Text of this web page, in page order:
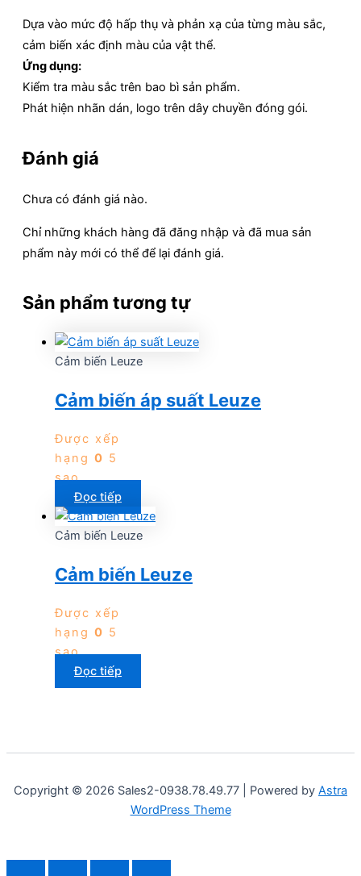
Dựa vào mức độ hấp thụ và phản xạ của từng màu sắc,
cảm biến xác định màu của vật thể.
Ứng dụng:
Kiểm tra màu sắc trên bao bì sản phẩm.
Phát hiện nhãn dán, logo trên dây chuyền đóng gói.
Đánh giá
Chưa có đánh giá nào.
Chỉ những khách hàng đã đăng nhập và đã mua sản
phẩm này mới có thể để lại đánh giá.
Sản phẩm tương tự
Cảm biến Leuze
Cảm biến áp suất Leuze
Được xếp
hạng 0 5
sao
Đọc tiếp
Cảm biến Leuze
Cảm biến Leuze
Được xếp
hạng 0 5
sao
Đọc tiếp
Copyright © 2026 Sales2-0938.78.49.77 | Powered by Astra
WordPress Theme